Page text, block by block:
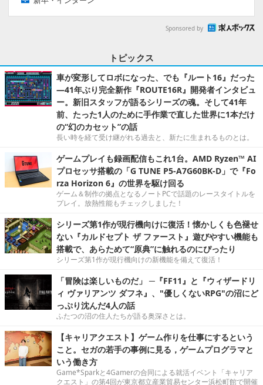
Sponsored by
トピックス
車が変形してロボになった、でも『ルート16』だった
―41年ぶり完全新作『ROUTE16R』開発者インタビュ
ー。新旧スタッフが語るシリーズの魂。そして41年
前、たった1人のために手作業で直した世界に1本だけ
の“幻のカセット”の話
長い時を経て受け継がれる過去と、新たに生まれるものとは。
ゲームプレイも録画配信もこれ1台。AMD Ryzen™ AI
プロセッサ搭載の「G TUNE P5-A7G60BK-D」で『Fo
rza Horizon 6』の世界を駆け回る
ゲーム＆制作の拠点となるノートPCで話題のレースタイトルを
プレイ。放熱性能もチェックしました！
シリーズ第1作が現行機向けに復活！懐かしくも色褪せ
ない『カルドセプト ザ ファースト』遊びやすい機能も
搭載で、あらためて“原典”に触れるのにぴったり
シリーズ第1作が現行機向けの新機能を備えて復活！
「冒険は楽しいものだ」 ─『FF11』と『ウィザードリ
ィ ヴァリアンツ ダフネ』、"優しくないRPG"の沼にど
っぷり沈んだ4人の話
ふたつの沼の住人たちが語る奥深さとは。
【キャリアクエスト】ゲーム作りを仕事にするという
こと。セガの若手の事例に見る，ゲームプログラマと
いう働き方
Game*Sparkと4Gamerの合同による就活イベント「キャリア
クエスト」の第4回が東京都立産業貿易センター浜松町館で開催